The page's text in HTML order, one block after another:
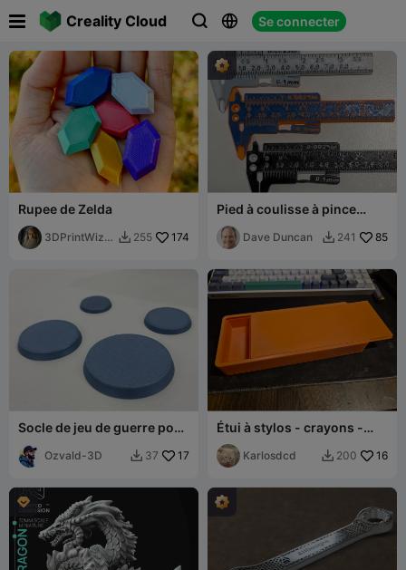
Creality Cloud   Se connecter
 
Rupee de Zelda
3DPrintWizar  255 174
Pied à coulisse à pince
(pied à coulisse de poche
imprimable avec pince)
Dave Duncan  241 85
Socle de jeu de guerre pour
figurines 25 mm 32 mm 40
mm et 50 mm
Ozvald-3D  37 17
Étui à stylos - crayons -
outils.gcode
Karlosdcd  200 16
